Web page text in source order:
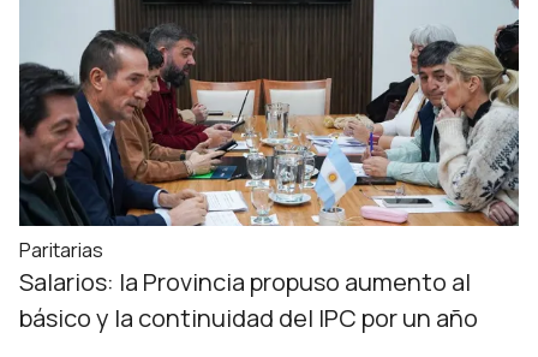
Paritarias
Salarios: la Provincia propuso aumento al
básico y la continuidad del IPC por un año